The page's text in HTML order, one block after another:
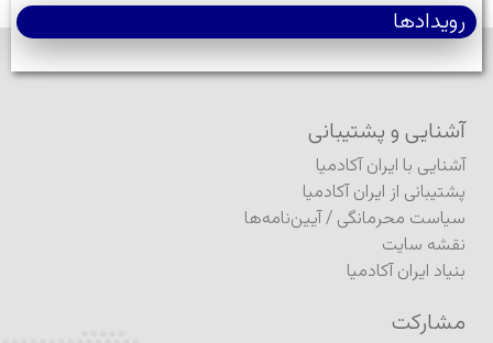
رویدادها
آشنایی و پشتیبانی
آشنایی با ایران آکادمیا
پشتیبانی از ایران آکادمیا
سیاست محرمانگی /آیین‌نامه‌ها
نقشه سایت
بنیاد ایران آکادمیا
مشارکت